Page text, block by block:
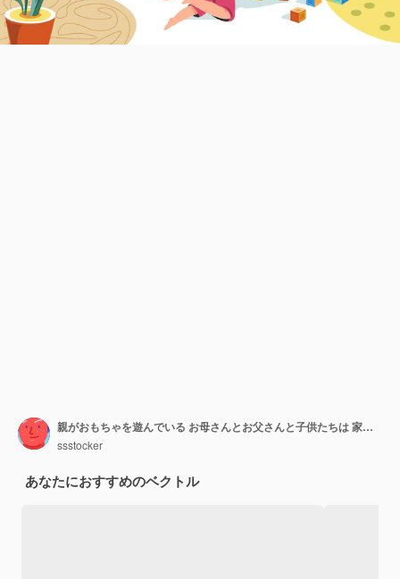
親がおもちゃを遊んでいる お母さんとお父さんと子供たちは 家の保育園の床でおもちゃのゲームをしています 幸せな家族の関係 親の赤ちゃんの子供の育児 休暇のベクトル 母親と父親と子供のイラスト
ssstocker
あなたにおすすめのベクトル